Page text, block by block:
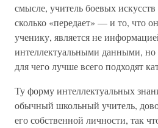
смысле, учитель боевых искусств
сколько «передает» — и то, что
ученику, является не
интеллектуальными данными, но
для чего лучше всего подходят
Ту форму интеллектуальных
обычный школьный учитель,
его собственной личности, так